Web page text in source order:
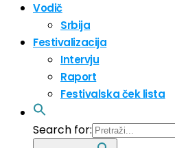
Vodič
Srbija
Festivalizacija
Intervju
Raport
Festivalska ček lista
Search for: